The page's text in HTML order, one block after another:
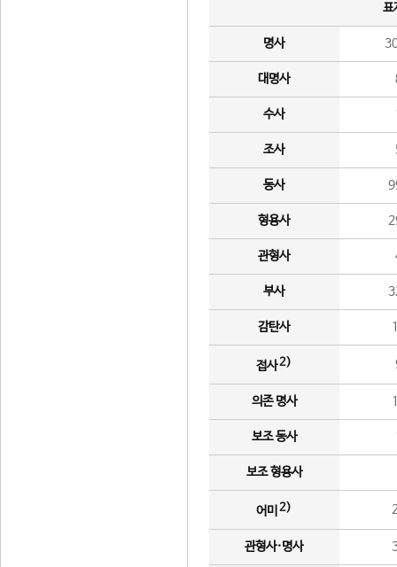
표
명사
대명사
수사
조사
동사
형용사
관형사
부사
감탄사
접사2)
의존 명사
보조 동사
보조 형용사
어미 2)
관형사·명사